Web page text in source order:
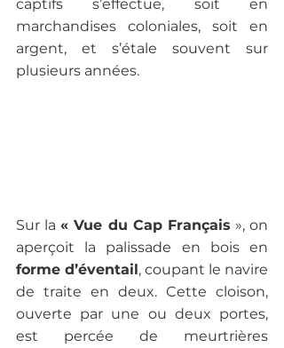
captifs s’effectue, soit en
marchandises coloniales, soit en
argent, et s’étale souvent sur
plusieurs années.
Sur la « Vue du Cap Français », on
forme d’éventail, coupant le navire
de traite en deux. Cette cloison,
ouverte par une ou deux portes,
est percée de meurtrières